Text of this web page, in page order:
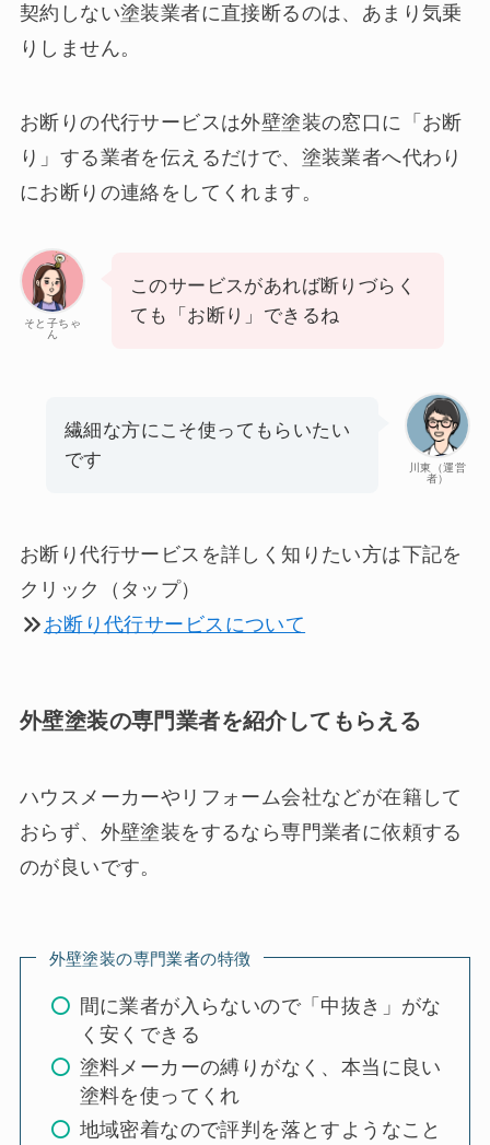
契約しない塗装業者に直接断るのは、あまり気乗
りしません。
お断りの代行サービスは外壁塗装の窓口に「お断
り」する業者を伝えるだけで、塗装業者へ代わり
にお断りの連絡をしてくれます。
そと子ちゃ
ん
このサービスがあれば断りづらく
ても「お断り」できるね
川東（運営
者）
繊細な方にこそ使ってもらいたい
です
お断り代行サービスを詳しく知りたい方は下記を
クリック（タップ）
お断り代行サービスについて
外壁塗装の専門業者を紹介してもらえる
ハウスメーカーやリフォーム会社などが在籍して
おらず、外壁塗装をするなら専門業者に依頼する
のが良いです。
外壁塗装の専門業者の特徴
間に業者が入らないので「中抜き」がな
く安くできる
塗料メーカーの縛りがなく、本当に良い
塗料を使ってくれ
地域密着なので評判を落とすようなこと